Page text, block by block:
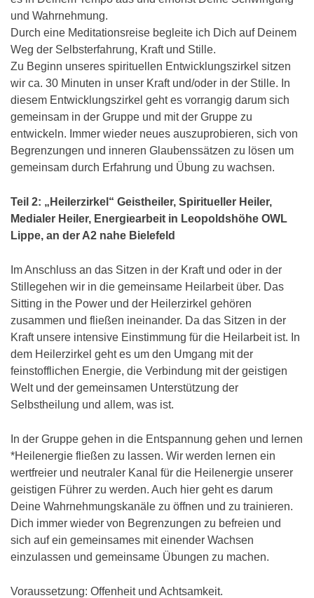
und Wahrnehmung.
Durch eine Meditationsreise begleite ich Dich auf Deinem
Weg der Selbsterfahrung, Kraft und Stille.
Zu Beginn unseres spirituellen Entwicklungszirkel sitzen
wir ca. 30 Minuten in unser Kraft und/oder in der Stille. In
diesem Entwicklungszirkel geht es vorrangig darum sich
gemeinsam in der Gruppe und mit der Gruppe zu
entwickeln. Immer wieder neues auszuprobieren, sich von
Begrenzungen und inneren Glaubenssätzen zu lösen um
gemeinsam durch Erfahrung und Übung zu wachsen.
Teil 2: „Heilerzirkel“ Geistheiler, Spiritueller Heiler,
Medialer Heiler, Energiearbeit in Leopoldshöhe OWL
Lippe, an der A2 nahe Bielefeld
Im Anschluss an das Sitzen in der Kraft und oder in der
Stillegehen wir in die gemeinsame Heilarbeit über. Das
Sitting in the Power und der Heilerzirkel gehören
zusammen und fließen ineinander. Da das Sitzen in der
Kraft unsere intensive Einstimmung für die Heilarbeit ist. In
dem Heilerzirkel geht es um den Umgang mit der
feinstofflichen Energie, die Verbindung mit der geistigen
Welt und der gemeinsamen Unterstützung der
Selbstheilung und allem, was ist.
In der Gruppe gehen in die Entspannung gehen und lernen
*Heilenergie fließen zu lassen. Wir werden lernen ein
wertfreier und neutraler Kanal für die Heilenergie unserer
geistigen Führer zu werden. Auch hier geht es darum
Deine Wahrnehmungskanäle zu öffnen und zu trainieren.
Dich immer wieder von Begrenzungen zu befreien und
sich auf ein gemeinsames mit einender Wachsen
einzulassen und gemeinsame Übungen zu machen.
Voraussetzung: Offenheit und Achtsamkeit.